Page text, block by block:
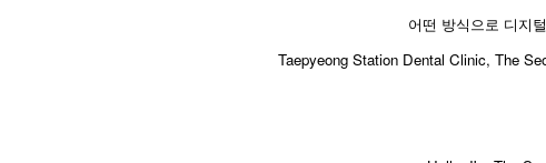
어떤 방식으로 디지
Taepyeong Station Dental Clinic, The